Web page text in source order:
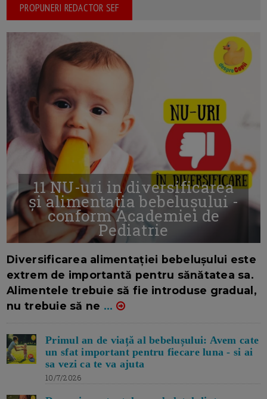
PROPUNERI REDACTOR SEF
11 NU-uri in diversificarea
și alimentația bebelușului -
conform Academiei de
Pediatrie
Diversificarea alimentației bebelușului este
extrem de importantă pentru sănătatea sa.
Alimentele trebuie să fie introduse gradual,
nu trebuie să ne ...
Primul an de viață al bebelușului: Avem cate
un sfat important pentru fiecare luna - si ai
sa vezi ca te va ajuta
10/7/2026